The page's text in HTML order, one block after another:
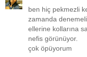
ben hiç pekmezli
zamanda
ellerine kollarına
nefis görünüyor.
çok öpüyorum